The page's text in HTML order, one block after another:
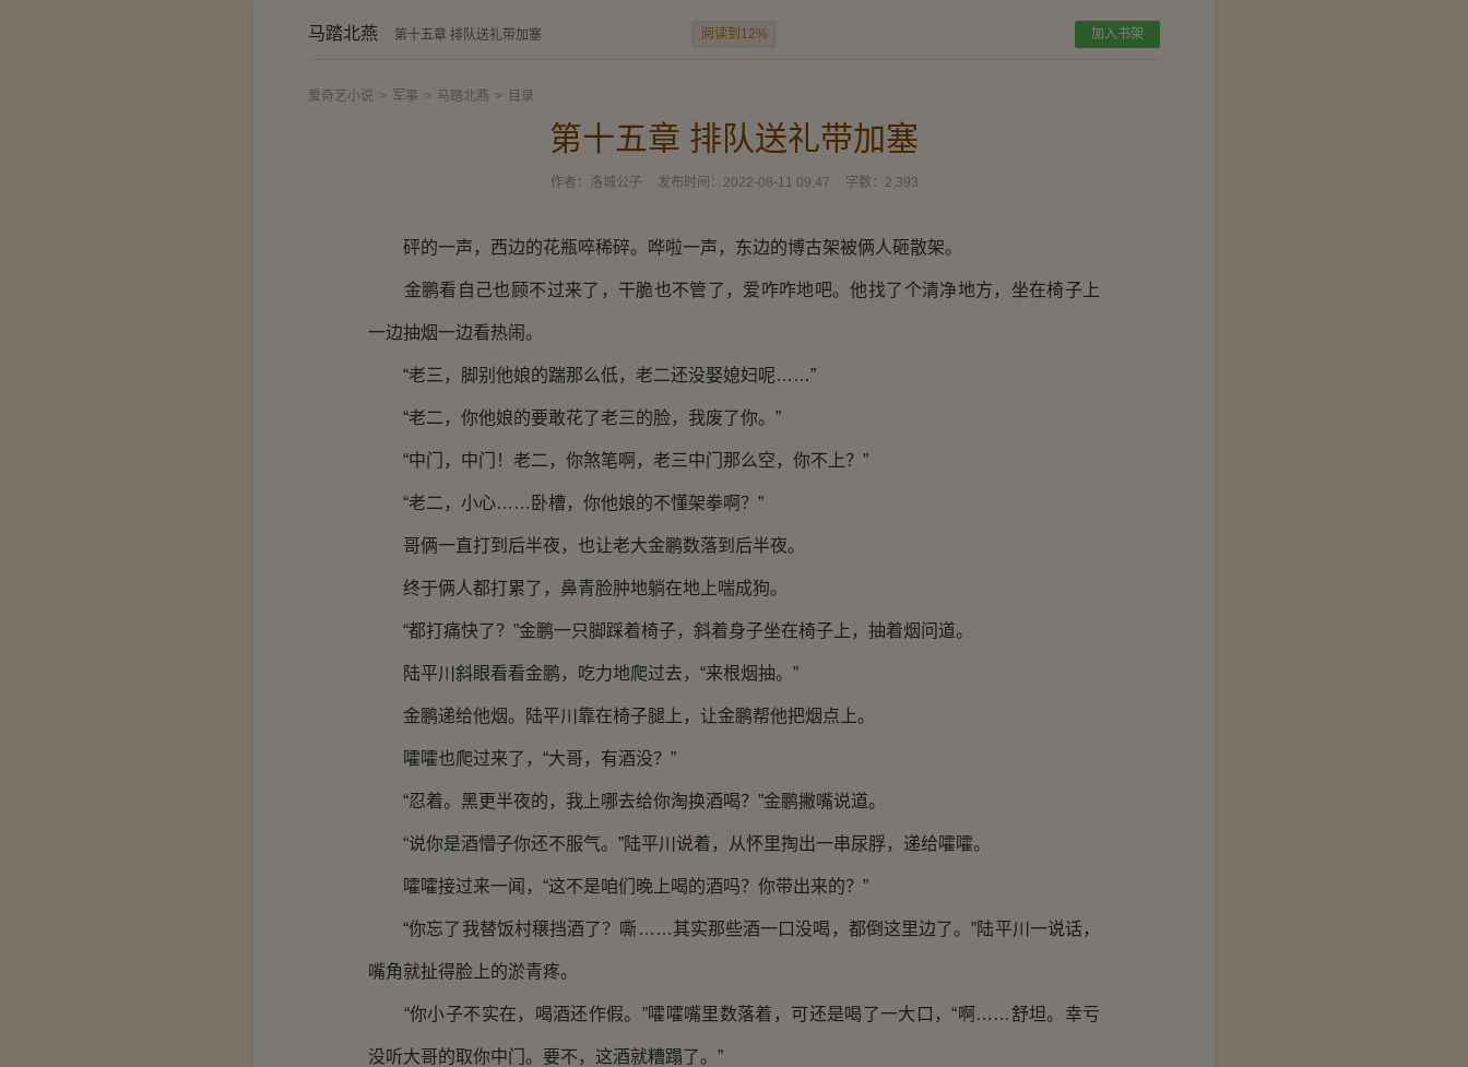
马踏北燕 第十五章 排队送礼带加塞 阅读到12% 加入书架
爱奇艺小说 > 军事 > 马踏北燕 > 目录
第十五章 排队送礼带加塞
作者： 洛城公子 发布时间： 2022-08-11 09:47 字数： 2,393
砰的一声，西边的花瓶啐稀碎。哗啦一声，东边的博古架被俩人砸散架。
金鹏看自己也顾不过来了，干脆也不管了，爱咋咋地吧。他找了个清净地方，坐在椅子上
一边抽烟一边看热闹。
“老三，脚别他娘的踹那么低，老二还没娶媳妇呢……”
“老二，你他娘的要敢花了老三的脸，我废了你。”
“中门，中门！老二，你煞笔啊，老三中门那么空，你不上？”
“老二，小心……卧槽，你他娘的不懂架拳啊？”
哥俩一直打到后半夜，也让老大金鹏数落到后半夜。
终于俩人都打累了，鼻青脸肿地躺在地上喘成狗。
“都打痛快了？”金鹏一只脚踩着椅子，斜着身子坐在椅子上，抽着烟问道。
陆平川斜眼看看金鹏，吃力地爬过去，“来根烟抽。”
金鹏递给他烟。陆平川靠在椅子腿上，让金鹏帮他把烟点上。
嚯嚯也爬过来了，“大哥，有酒没？”
“忍着。黑更半夜的，我上哪去给你淘换酒喝？”金鹏撇嘴说道。
“说你是酒懵子你还不服气。”陆平川说着，从怀里掏出一串尿脬，递给嚯嚯。
嚯嚯接过来一闻，“这不是咱们晚上喝的酒吗？你带出来的？”
“你忘了我替饭村穣挡酒了？嘶……其实那些酒一口没喝，都倒这里边了。”陆平川一说话，
嘴角就扯得脸上的淤青疼。
“你小子不实在，喝酒还作假。”嚯嚯嘴里数落着，可还是喝了一大口，“啊……舒坦。幸亏
没听大哥的取你中门。要不，这酒就糟蹋了。”